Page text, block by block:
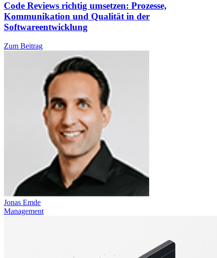
Code Reviews richtig umsetzen: Prozesse,
Kommunikation und Qualität in der
Softwareentwicklung
Zum Beitrag
Jonas Emde
Management